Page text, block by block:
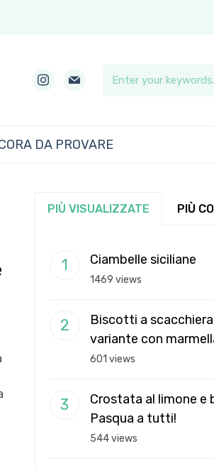
instagram
mail
DA PROVARE
PIÙ VISUALIZZATE PIÙ
Ciambelle siciliane
1469 views
Biscotti a
variante con
601 views
Crostata al limone e
Pasqua a tutti!
544 views